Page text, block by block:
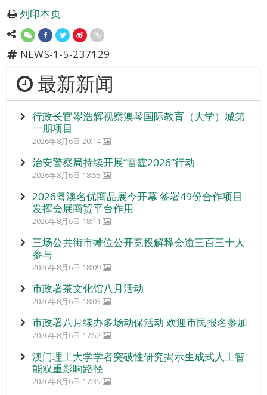
列印本页
NEWS-1-5-237129
最新新闻
行政长官岑浩辉视察澳琴国际教育（大学）城第
一期项目
2026年8月6日 20:14
治安警察局持续开展“雷霆2026”行动
2026年8月6日 18:55
2026粤澳名优商品展今开幕 签署49份合作项目
发挥会展商贸平台作用
2026年8月6日 18:11
三场公共街市摊位公开竞投解释会逾三百三十人
参与
2026年8月6日 18:09
市政署茶文化馆八月活动
2026年8月6日 18:03
市政署八月续办多场动保活动 欢迎市民报名参加
2026年8月6日 17:52
澳门理工大学学者突破性研究揭示生成式人工智
能双重影响路径
2026年8月6日 17:35